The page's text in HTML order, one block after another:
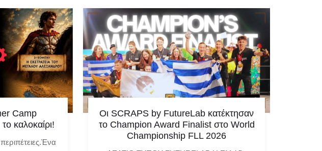
Camp
καλοκαίρι!
Οι SCRAPS by FutureLab κατέκτησαν
το Champion Award Finalist στο World
Championship FLL 2026